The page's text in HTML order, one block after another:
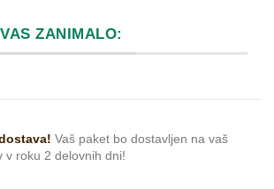
ZANIMALO:
Vaš paket bo dostavljen na vaš
v roku 2 delovnih dni!